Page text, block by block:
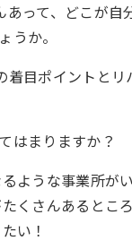
あって、どこが
うか。
目ポイントと
はまりますか？
ような事業所が
くさんあるとこ
い！